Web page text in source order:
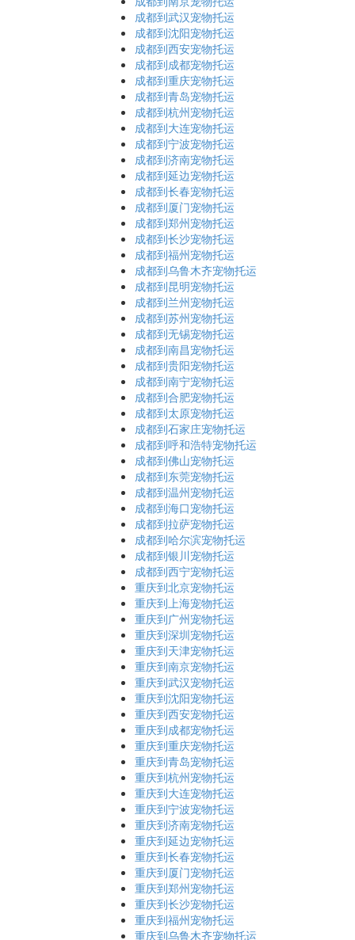
成都到武汉宠物托运
成都到沈阳宠物托运
成都到西安宠物托运
成都到成都宠物托运
成都到重庆宠物托运
成都到青岛宠物托运
成都到杭州宠物托运
成都到大连宠物托运
成都到宁波宠物托运
成都到济南宠物托运
成都到延边宠物托运
成都到长春宠物托运
成都到厦门宠物托运
成都到郑州宠物托运
成都到长沙宠物托运
成都到福州宠物托运
成都到乌鲁木齐宠物托运
成都到昆明宠物托运
成都到兰州宠物托运
成都到苏州宠物托运
成都到无锡宠物托运
成都到南昌宠物托运
成都到贵阳宠物托运
成都到南宁宠物托运
成都到合肥宠物托运
成都到太原宠物托运
成都到石家庄宠物托运
成都到呼和浩特宠物托运
成都到佛山宠物托运
成都到东莞宠物托运
成都到温州宠物托运
成都到海口宠物托运
成都到拉萨宠物托运
成都到哈尔滨宠物托运
成都到银川宠物托运
成都到西宁宠物托运
重庆到北京宠物托运
重庆到上海宠物托运
重庆到广州宠物托运
重庆到深圳宠物托运
重庆到天津宠物托运
重庆到南京宠物托运
重庆到武汉宠物托运
重庆到沈阳宠物托运
重庆到西安宠物托运
重庆到成都宠物托运
重庆到重庆宠物托运
重庆到青岛宠物托运
重庆到杭州宠物托运
重庆到大连宠物托运
重庆到宁波宠物托运
重庆到济南宠物托运
重庆到延边宠物托运
重庆到长春宠物托运
重庆到厦门宠物托运
重庆到郑州宠物托运
重庆到长沙宠物托运
重庆到福州宠物托运
重庆到乌鲁木齐宠物托运